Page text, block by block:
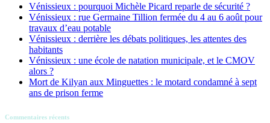
Vénissieux : pourquoi Michèle Picard reparle de sécurité ?
Vénissieux : rue Germaine Tillion fermée du 4 au 6 août pour
travaux d’eau potable
Vénissieux : derrière les débats politiques, les attentes des
habitants
Vénissieux : une école de natation municipale, et le CMOV
alors ?
Mort de Kilyan aux Minguettes : le motard condamné à sept
ans de prison ferme
Commentaires récents